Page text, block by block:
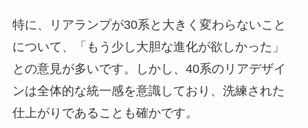
特に、リアランプが30系と大きく変わらないこと
について、「もう少し大胆な進化が欲しかった」
との意見が多いです。しかし、40系のリアデザイ
ンは全体的な統一感を意識しており、洗練された
仕上がりであることも確かです。